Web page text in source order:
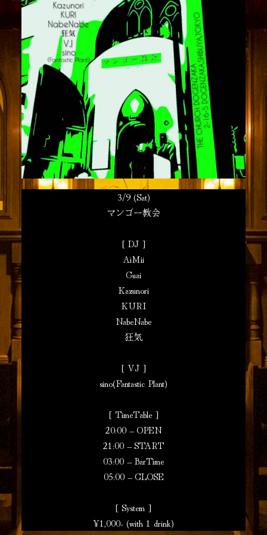
3/9 (Sat)
マンゴー教会
[ DJ ]
AiMii
Guai
Kazunori
KURI
NabeNabe
狂気
[ VJ ]
sino(Fantastic Plant)
[ TimeTable ]
20:00 – OPEN
21:00 – START
03:00 – BarTime
05:00 – CLOSE
[ System ]
¥1,000- (with 1 drink)